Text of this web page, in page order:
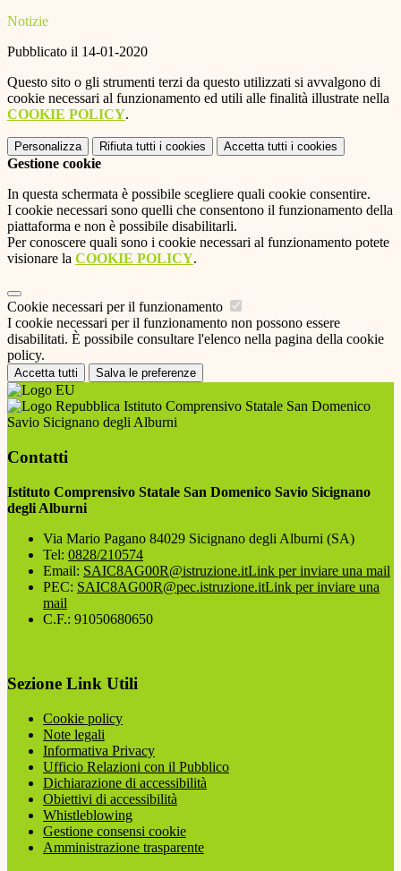
Notizie
Pubblicato il 14-01-2020
Questo sito o gli strumenti terzi da questo utilizzati si avvalgono di
cookie necessari al funzionamento ed utili alle finalità illustrate nella
COOKIE POLICY.
Personalizza Rifiuta tutti i cookies Accetta tutti i cookies
Gestione cookie
In questa schermata è possibile scegliere quali cookie consentire.
I cookie necessari sono quelli che consentono il funzionamento della
piattaforma e non è possibile disabilitarli.
Per conoscere quali sono i cookie necessari al funzionamento potete
visionare la COOKIE POLICY.
Cookie necessari per il funzionamento
I cookie necessari per il funzionamento non possono essere
disabilitati. È possibile consultare l'elenco nella pagina della cookie
policy.
Accetta tutti Salva le preferenze
Istituto Comprensivo Statale San Domenico
Savio Sicignano degli Alburni
Contatti
Istituto Comprensivo Statale San Domenico Savio Sicignano
degli Alburni
Via Mario Pagano 84029 Sicignano degli Alburni (SA)
Tel: 0828/210574
Email: SAIC8AG00R@istruzione.itLink per inviare una mail
PEC: SAIC8AG00R@pec.istruzione.itLink per inviare una
mail
C.F.: 91050680650
Sezione Link Utili
Cookie policy
Note legali
Informativa Privacy
Ufficio Relazioni con il Pubblico
Dichiarazione di accessibilità
Obiettivi di accessibilità
Whistleblowing
Gestione consensi cookie
Amministrazione trasparente